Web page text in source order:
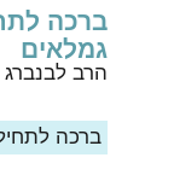
ברכה
גמלאים
הרב לבנברג
ברכה